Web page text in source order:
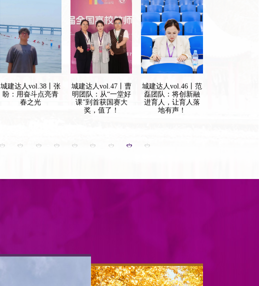
城建达人vol.47丨曹
明团队：从“一堂好
课”到首获国赛大
城建达人vol.46丨范
磊团队：将创新融
进育人，让育人落
地有声！
城建达人vol.45丨邵
濒玉：心有暖阳，
行有力量